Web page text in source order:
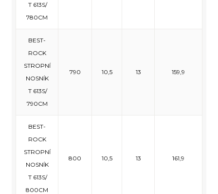
T 613S/
780CM
BEST-
ROCK
STROPNÍ
NOSNÍK
T 613S/
790CM
790 10,5 13 159,9
BEST-
ROCK
STROPNÍ
NOSNÍK
T 613S/
800CM
800 10,5 13 161,9